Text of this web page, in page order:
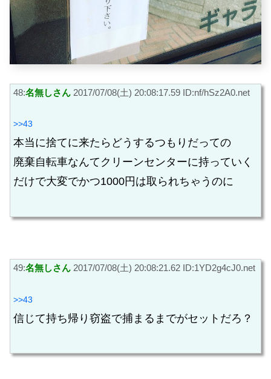
48:名無しさん 2017/07/08(土) 20:08:17.59 ID:nf/hSz2A0.net
>>43
本当に捨てに来たらどうするつもりだっての
廃棄自転車なんてクリーンセンターに持っていく
だけで大変でかつ1000円は取られちゃうのに
49:名無しさん 2017/07/08(土) 20:08:21.62 ID:1YD2g4cJ0.net
>>43
信じて持ち帰り窃盗で捕まるまでがセットだろ？